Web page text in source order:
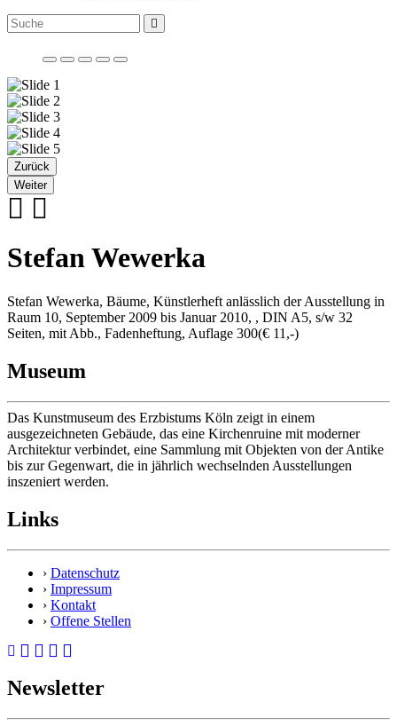
Zurück
Weiter
Stefan Wewerka
Stefan Wewerka, Bäume, Künstlerheft anlässlich der Ausstellung in
Raum 10, September 2009 bis Januar 2010, , DIN A5, s/w 32
Seiten, mit Abb., Fadenheftung, Auflage 300(€ 11,-)
Museum
Das Kunstmuseum des Erzbistums Köln zeigt in einem
ausgezeichneten Gebäude, das eine Kirchenruine mit moderner
Architektur verbindet, eine Sammlung mit Objekten von der Antike
bis zur Gegenwart, die in jährlich wechselnden Ausstellungen
inszeniert werden.
Links
› Datenschutz
› Impressum
› Kontakt
› Offene Stellen
Newsletter